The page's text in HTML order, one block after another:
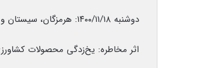
دوشنبه ۱۴۰۰/۱۱/۱۸: هرمزگان، سیستان و بلوچستان.
اثر مخاطره: یخ‌زدگی محصولات